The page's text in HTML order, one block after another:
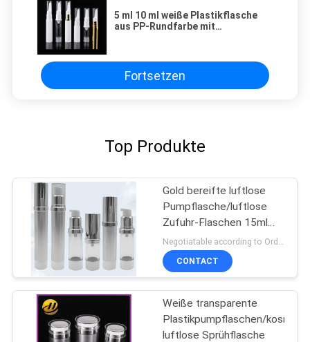
5 ml 10 ml weiße Plastikflasche
aus PP-Rundfarbe mit
Fortsetzen
Top Produkte
Gold bereifte luftlose
Pumpflasche/luftlose
Zufuhr-Flaschen 15ml
100ml
CONTACT
Weiße transparente
Plastikpumpflaschen/
luftlose Sprühflasche